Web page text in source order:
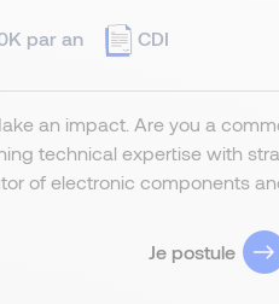
par an CDI
an impact. Are you a
technical expertise with
of electronic components
Je postule